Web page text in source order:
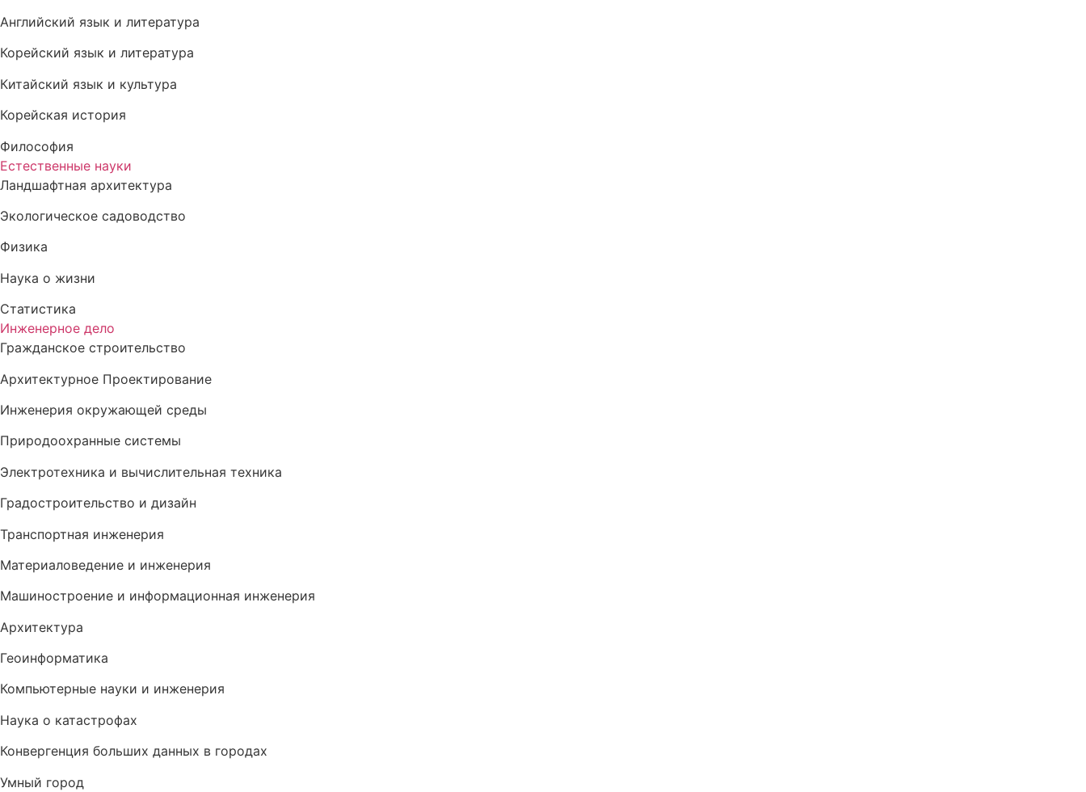
Английский язык и литература
Корейский язык и литература
Китайский язык и культура
Корейская история
Философия
Естественные науки
Ландшафтная архитектура
Экологическое садоводство
Физика
Наука о жизни
Статистика
Инженерное дело
Гражданское строительство
Архитектурное Проектирование
Инженерия окружающей среды
Природоохранные системы
Электротехника и вычислительная техника
Градостроительство и дизайн
Транспортная инженерия
Материаловедение и инженерия
Машиностроение и информационная инженерия
Архитектура
Геоинформатика
Компьютерные науки и инженерия
Наука о катастрофах
Конвергенция больших данных в городах
Умный город